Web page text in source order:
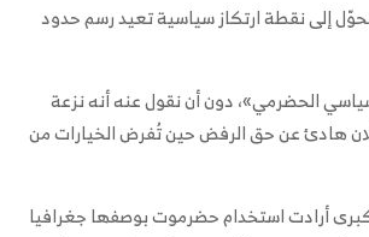
إلى نقطة ارتكاز سياسية تعيد رسم حدود
الحضرمي»، دون أن نقول عنه أنه نزعة
هادئ عن حق الرفض حين تُفرض الخيارات من
كبرى أرادت استخدام حضرموت بوصفها جغرافيا